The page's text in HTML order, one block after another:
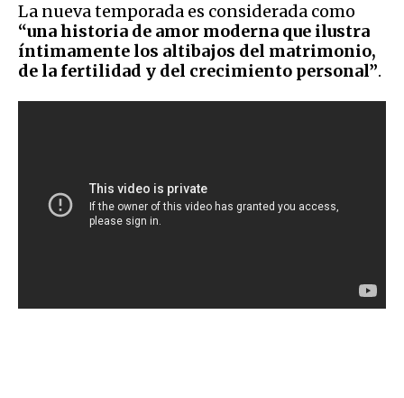
La nueva temporada es considerada como
“una historia de amor moderna que ilustra
íntimamente los altibajos del matrimonio,
de la fertilidad y del crecimiento personal”.